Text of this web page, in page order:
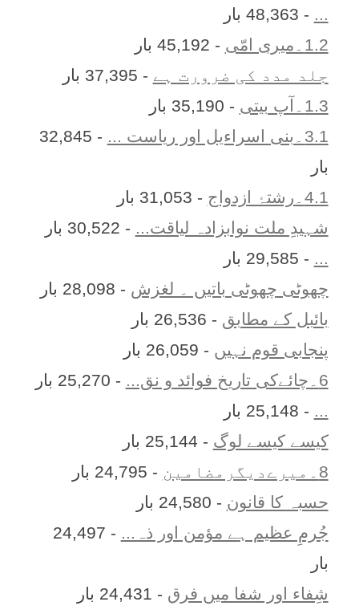
... - 48,363 بار
1.2۔میری امّی
- 45,192 بار
جلد مدد کی ضرورت ہے - 37,395 بار
1.3۔آپ بیتی
- 35,190 بار
3.1۔بنی اسراءیل اور ریاست ...
- 32,845
بار
4.1۔رشتۂ ازدواج
- 31,053 بار
شہیدِ ملت نوابزادہ لیاقت... - 30,522 بار
... - 29,585 بار
چھوٹی چھوٹی باتیں ۔ لغزش - 28,098 بار
بائبل کے مطابق - 26,536 بار
پنجابی قوم نہیں - 26,059 بار
6۔چائےکی تاریخ فوائد و نق...
- 25,270 بار
... - 25,148 بار
کیسے کیسے لوگ - 25,144 بار
8۔میرےدیگرمضامین
- 24,795 بار
حسبہ کا قانون - 24,580 بار
جُرمِ عظیم ہے مؤمن اور ذہ...
- 24,497
بار
شِفاء اور شفا میں فرق - 24,431 بار